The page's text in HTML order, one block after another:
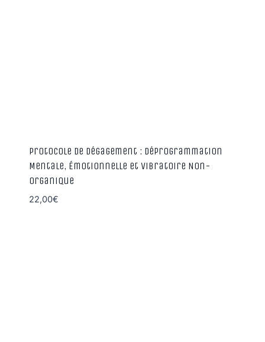
Protocole de Dégagement : Déprogrammation
Mentale, Émotionnelle et Vibratoire Non-
Organique
22,00€